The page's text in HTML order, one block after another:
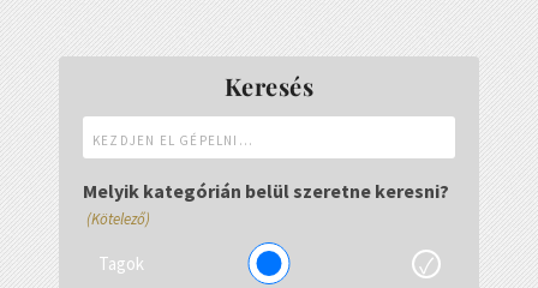
Keresés
el
gépelni...
Melyik kategórián belül szeretne keresni?
(Kötelező)
Tagok